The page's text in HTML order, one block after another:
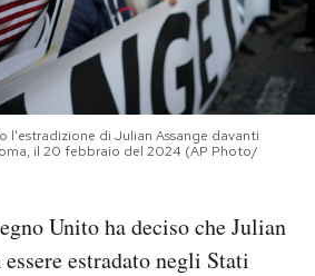
l'estradizione di Julian Assange davanti
il 20 febbraio del 2024 (AP Photo/
Unito ha deciso che Julian
estradato negli Stati